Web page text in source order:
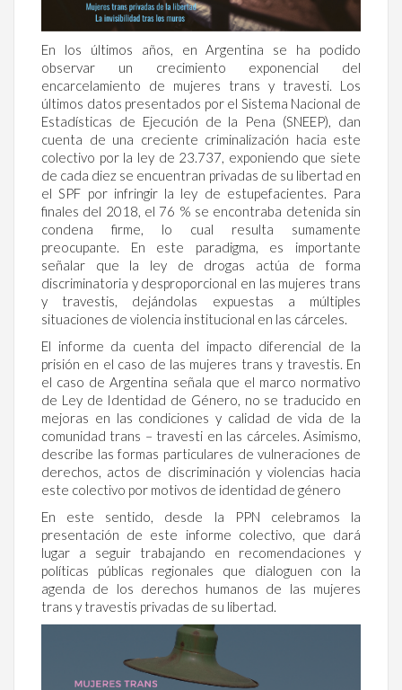
En los últimos años, en Argentina se ha podido
observar un crecimiento exponencial del
encarcelamiento de mujeres trans y travesti. Los
últimos datos presentados por el Sistema Nacional de
Estadísticas de Ejecución de la Pena (SNEEP), dan
cuenta de una creciente criminalización hacia este
colectivo por la ley de 23.737, exponiendo que siete
de cada diez se encuentran privadas de su libertad en
el SPF por infringir la ley de estupefacientes. Para
finales del 2018, el 76 % se encontraba detenida sin
condena firme, lo cual resulta sumamente
preocupante. En este paradigma, es importante
señalar que la ley de drogas actúa de forma
discriminatoria y desproporcional en las mujeres trans
y travestis, dejándolas expuestas a múltiples
situaciones de violencia institucional en las cárceles.
El informe da cuenta del impacto diferencial de la
prisión en el caso de las mujeres trans y travestis. En
el caso de Argentina señala que el marco normativo
de Ley de Identidad de Género, no se traducido en
mejoras en las condiciones y calidad de vida de la
comunidad trans – travesti en las cárceles. Asimismo,
describe las formas particulares de vulneraciones de
derechos, actos de discriminación y violencias hacia
este colectivo por motivos de identidad de género
En este sentido, desde la PPN celebramos la
presentación de este informe colectivo, que dará
lugar a seguir trabajando en recomendaciones y
políticas públicas regionales que dialoguen con la
agenda de los derechos humanos de las mujeres
trans y travestis privadas de su libertad.